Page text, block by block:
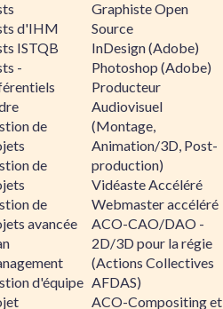
d'IHM
ISTQB
-
de
de
de
avancée
d'équipe
Graphiste Open
Source
InDesign (Adobe)
Photoshop (Adobe)
Producteur
Audiovisuel
(Montage,
Animation/3D, Post-
production)
Vidéaste Accéléré
Webmaster accéléré
ACO-CAO/DAO -
2D/3D pour la régie
(Actions Collectives
AFDAS)
ACO-Compositing et